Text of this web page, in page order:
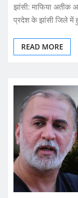
झांसी: माफिया अतीक
प्रदेश के झांसी जिले में
READ MORE